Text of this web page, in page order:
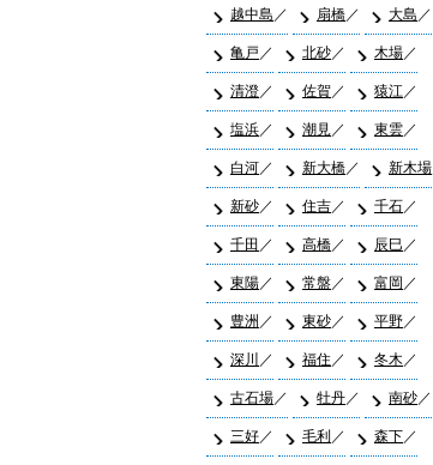
越中島 扇橋 大島
亀戸 北砂 木場
清澄 佐賀 猿江
塩浜 潮見 東雲
白河 新大橋 新木場
新砂 住吉 千石
千田 高橋 辰巳
東陽 常盤 富岡
豊洲 東砂 平野
深川 福住 冬木
古石場 牡丹 南砂
三好 毛利 森下